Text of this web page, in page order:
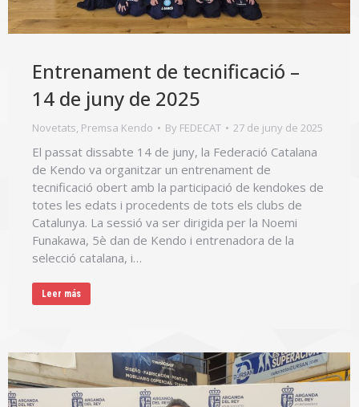
Entrenament de tecnificació –
14 de juny de 2025
Novetats, Premsa Kendo By FEDECAT 27 de juny de 2025
El passat dissabte 14 de juny, la Federació Catalana
de Kendo va organitzar un entrenament de
tecnificació obert amb la participació de kendokes de
totes les edats i procedents de tots els clubs de
Catalunya. La sessió va ser dirigida per la Noemi
Funakawa, 5è dan de Kendo i entrenadora de la
selecció catalana, i…
Leer más